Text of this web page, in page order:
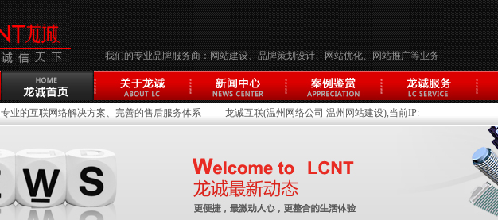
我们的专业品牌服务商：网站建设、品牌策划设计、网站优化、网站推广等业务
专业的互联网络解决方案、完善的售后服务体系 —— 龙诚互联(温州网络公司 温州网站建设),当前IP: